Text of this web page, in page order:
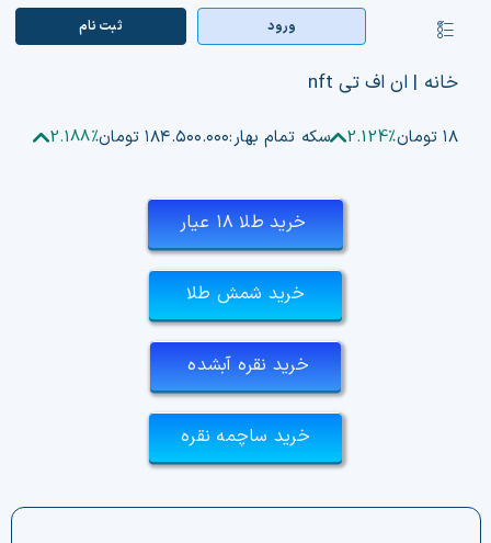
content
کنترلر
صفحه‌بندی
صفحه اصلی
بازار ارزها
تابلوخوانی ارزهای دیجیتال
ورود ثبت‌ نام
خانه | ان اف تی nft
تومان 2.124% سکه تمام بهار:۱۸۴.۵۰۰.۰۰۰ تومان 2.188%
خرید طلا ۱۸ عیار
خرید شمش طلا
خرید نقره آبشده
خرید ساچمه نقره